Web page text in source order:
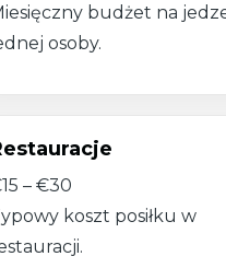
budżet na
osoby.
– €30
koszt posiłku w